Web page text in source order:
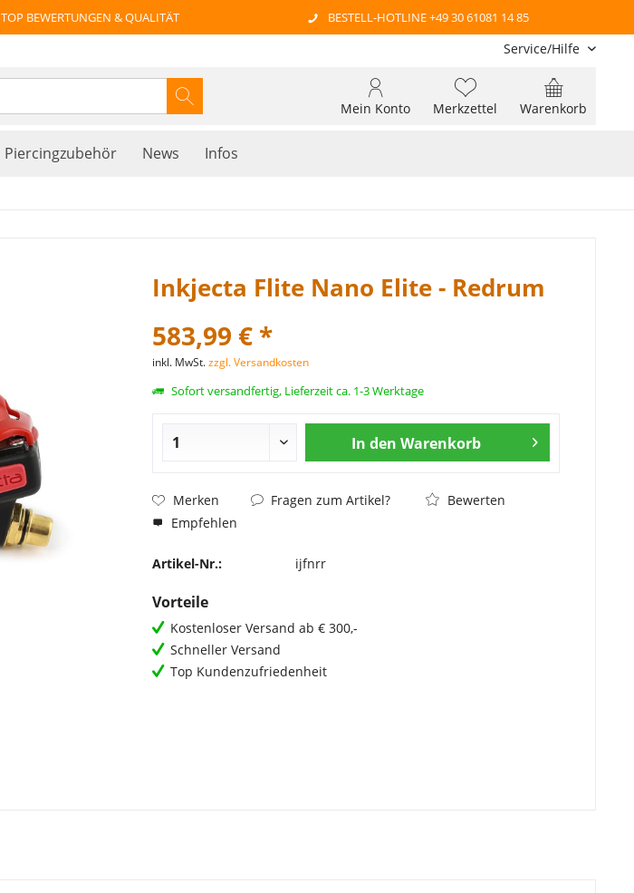
TOP BEWERTUNGEN & QUALITÄT BESTELL-HOTLINE +49 30 61081 14 85
Service/Hilfe
Warenkorb
Merkzettel
Mein Konto
Piercingzubehör News Infos
Inkjecta Flite Nano Elite - Redrum
583,99 € *
inkl. MwSt.zzgl. Versandkosten
Sofort versandfertig, Lieferzeit ca. 1-3 Werktage
In den Warenkorb
Merken Fragen zum Artikel?
Bewerten
Empfehlen
Artikel-Nr.: ijfnrr
Vorteile
Kostenloser Versand ab € 300,-
Schneller Versand
Top Kundenzufriedenheit